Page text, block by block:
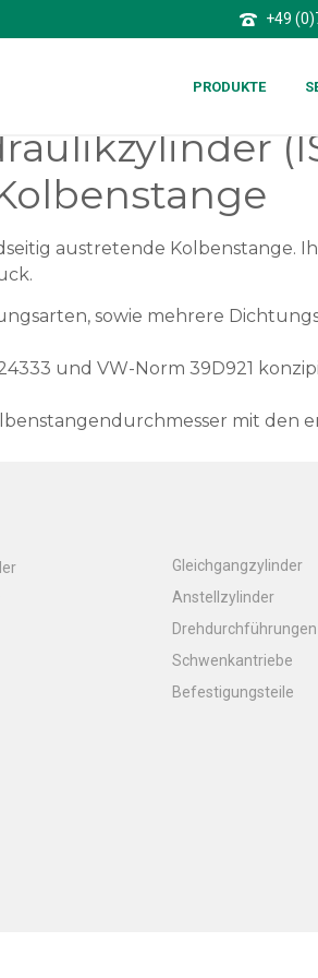
+49
PRODUKTE
austretende Kolbenstange.
sowie mehrere
und VW-Norm 39D921
mit den
Gleichgangzylinder
Anstellzylinder
Drehdurchführungen
Schwenkantriebe
Befestigungsteile